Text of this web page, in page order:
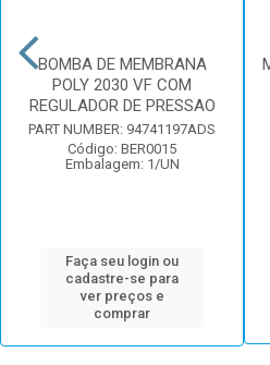
BOMBA DE MEMBRANA
POLY 2030 VF COM
REGULADOR DE PRESSAO
PART NUMBER: 94741197ADS
Código: BER0015
Embalagem: 1/UN
Faça seu login ou
cadastre-se para
ver preços e
comprar